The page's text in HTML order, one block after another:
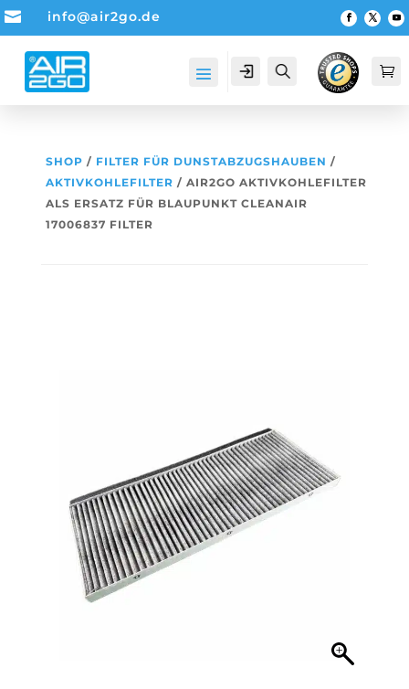
 info@air2go.de
Account Suche 
SHOP / FILTER FÜR DUNSTABZUGSHAUBEN /
AKTIVKOHLEFILTER / AIR2GO AKTIVKOHLEFILTER
ALS ERSATZ FÜR BLAUPUNKT CLEANAIR
17006837 FILTER